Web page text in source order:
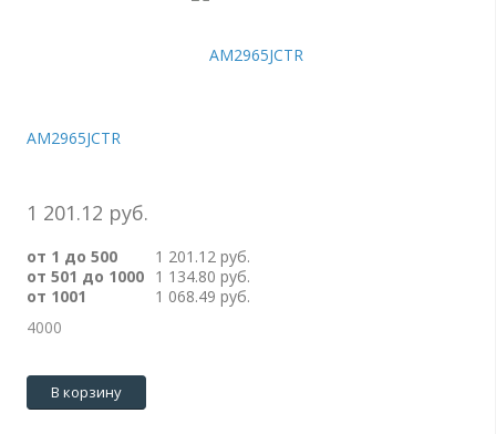
AM2965JCTR
1 201.12 руб.
от 1 до 500
1 201.12 руб.
от 501 до 1000 1 134.80 руб.
от 1001
1 068.49 руб.
4000
В корзину